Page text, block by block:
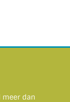
meer dan